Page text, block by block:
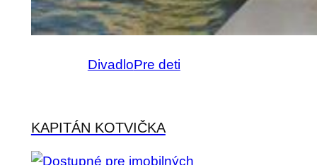
DivadloPre deti
KAPITÁN KOTVIČKA